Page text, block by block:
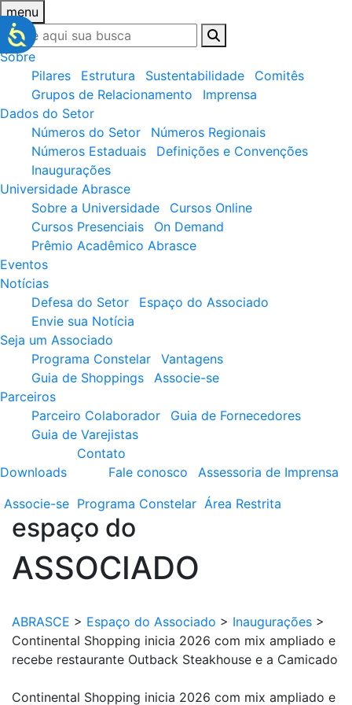
menu
Sobre
Pilares
Estrutura Sustentabilidade
Comitês
Grupos de Relacionamento
Imprensa
Dados do Setor
Números do Setor
Números Regionais
Números Estaduais
Definições e Convenções
Inaugurações
Universidade Abrasce
Sobre a Universidade
Cursos Online
Cursos Presenciais
On Demand
Prêmio Acadêmico Abrasce
Eventos
Notícias
Defesa do Setor
Espaço do Associado
Envie sua Notícia
Seja um Associado
Programa Constelar
Vantagens
Guia de Shoppings
Associe-se
Parceiros
Parceiro Colaborador
Guia de Fornecedores
Guia de Varejistas
Downloads
Contato
Fale conosco
Assessoria de Imprensa
Associe-se Programa Constelar Área Restrita
espaço do
ASSOCIADO
ABRASCE > Espaço do Associado > Inaugurações >
Continental Shopping inicia 2026 com mix ampliado e
recebe restaurante Outback Steakhouse e a Camicado
Continental Shopping inicia 2026 com mix ampliado e